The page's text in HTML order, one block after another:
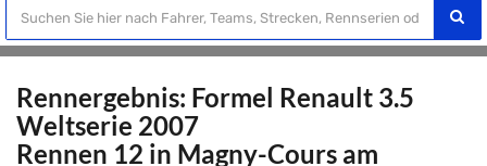
Rennergebnis: Formel Renault 3.5
Weltserie 2007
Rennen 12 in Magny-Cours am